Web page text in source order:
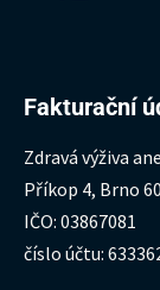
Fakturační
Zdravá výživa
Příkop 4, Brno
IČO: 03867081
číslo účtu: